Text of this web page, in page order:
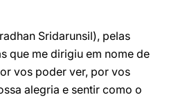
Sridarunsil), pelas
que me dirigiu em nome de
vos poder ver, por vos
alegria e sentir como o